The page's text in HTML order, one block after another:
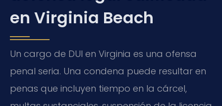
en Virginia Beach
Un cargo de DUI en Virginia es una ofensa
penal seria. Una condena puede resultar en
penas que incluyen tiempo en la cárcel,